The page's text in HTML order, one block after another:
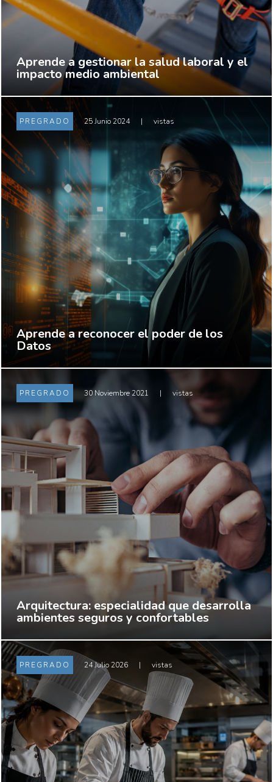
Aprende a gestionar la salud laboral y el
impacto medio ambiental
PREGRADO 25 Junio 2024 | vistas
Aprende a reconocer el poder de los
Datos
PREGRADO 30 Noviembre 2021 | vistas
Arquitectura: especialidad que desarrolla
ambientes seguros y confortables
PREGRADO 24 Julio 2026 | vistas